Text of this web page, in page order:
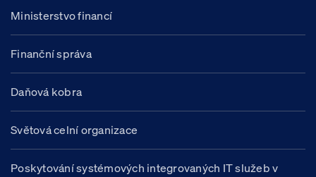
Ministerstvo financí
Finanční správa
Daňová kobra
Světová celní organizace
Poskytování systémových integrovaných IT služeb v